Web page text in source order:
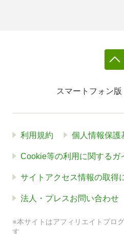
スマートフォン版
利用規約 個人情報保護
Cookie等の利用に関するガ
サイトアクセス情報の取得
法人・プレスお問い合わせ
※本サイトはアフィリエイトプロ
す